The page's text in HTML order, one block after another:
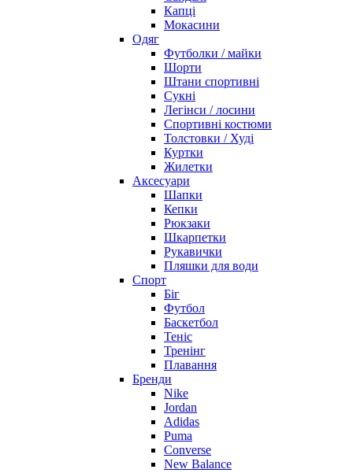
Капці
Мокасини
Одяг
Футболки / майки
Шорти
Штани спортивні
Сукні
Легінси / лосини
Спортивні костюми
Толстовки / Худі
Куртки
Жилетки
Аксесуари
Шапки
Кепки
Рюкзаки
Шкарпетки
Рукавички
Пляшки для води
Спорт
Біг
Футбол
Баскетбол
Теніс
Тренінг
Плавання
Бренди
Nike
Jordan
Adidas
Puma
Converse
New Balance